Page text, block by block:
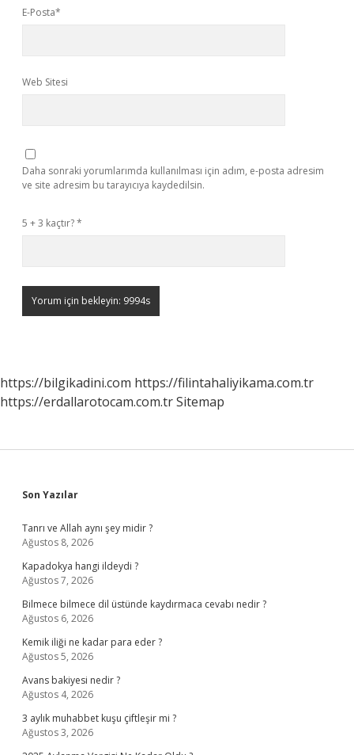
E-Posta*
Web Sitesi
Daha sonraki yorumlarımda kullanılması için adım, e-posta adresim
ve site adresim bu tarayıcıya kaydedilsin.
5 + 3 kaçtır?*
https://bilgikadini.com https://filintahaliyikama.com.tr
https://erdallarotocam.com.trSitemap
Sidebar
Son Yazılar
Tanrı ve Allah aynı şey midir ?
Ağustos 8, 2026
Kapadokya hangi ildeydi ?
Ağustos 7, 2026
Bilmece bilmece dil üstünde kaydırmaca cevabı nedir ?
Ağustos 6, 2026
Kemik iliği ne kadar para eder ?
Ağustos 5, 2026
Avans bakiyesi nedir ?
Ağustos 4, 2026
3 aylık muhabbet kuşu çiftleşir mi ?
Ağustos 3, 2026